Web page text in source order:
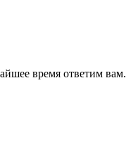
время ответим вам.